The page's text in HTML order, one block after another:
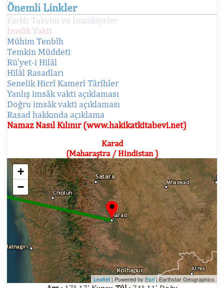
Önemli Linkler
Farklı Takvim ve İmsâkiyeler
İmsâk Vakti
Mühim Tenbîh
Temkin Müddeti
Rü'yet-i Hilâl
Hilâl Rasadları
Senelik Hicrî Kamerî Târîhler
Yanlış imsâk vakti açıklaması
Doğru imsâk vakti açıklaması
Rasad hakkında açıklama
Namaz Nasıl Kılınır (www.hakikatkitabevi.net)
Karad
(Maharaştra / Hindistan )
+
−
Leaflet | Powered by Esri|Earthstar Geographics